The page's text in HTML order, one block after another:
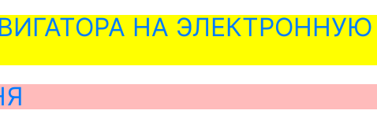
НА ЭЛЕКТРОННУЮ